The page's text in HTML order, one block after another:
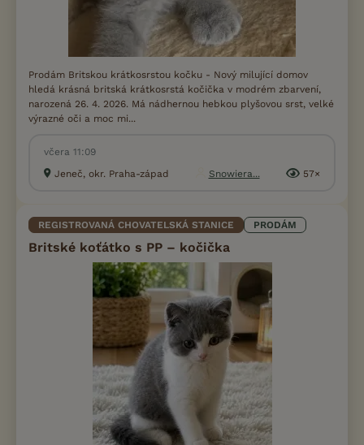
Prodám Britskou krátkosrstou kočku - Nový milující domov
hledá krásná britská krátkosrstá kočička v modrém zbarvení,
narozená 26. 4. 2026. Má nádhernou hebkou plyšovou srst, velké
výrazné oči a moc mi...
včera 11:09
Jeneč, okr. Praha-západ
Snowiera... 57×
REGISTROVANÁ CHOVATELSKÁ STANICE PRODÁM
Britské koťátko s PP – kočička